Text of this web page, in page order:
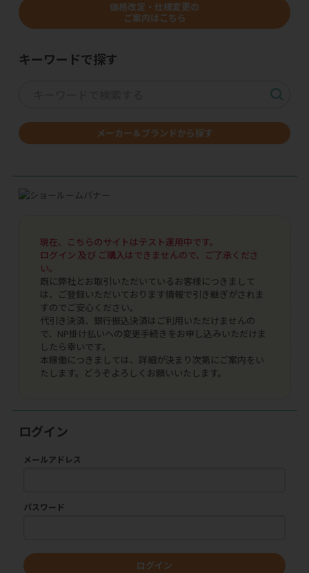
価格改定・仕様変更の
ご案内はこちら
キーワードで探す
メーカー＆ブランドから探す
現在、こちらのサイトはテスト運用中です。
ログイン 及び ご購入はできませんので、ご了承くださ
い。
既に弊社とお取引いただいているお客様につきまして
は、ご登録いただいております情報で引き継ぎがされま
すのでご安心ください。
代引き決済、銀行振込決済はご利用いただけませんの
で、NP掛け払いへの変更手続きをお申し込みいただけま
したら幸いです。
本稼働につきましては、詳細が決まり次第にご案内をい
たします。どうぞよろしくお願いいたします。
ログイン
メールアドレス
パスワード
ログイン